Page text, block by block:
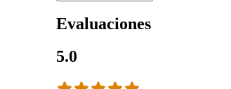
Evaluaciones
5.0